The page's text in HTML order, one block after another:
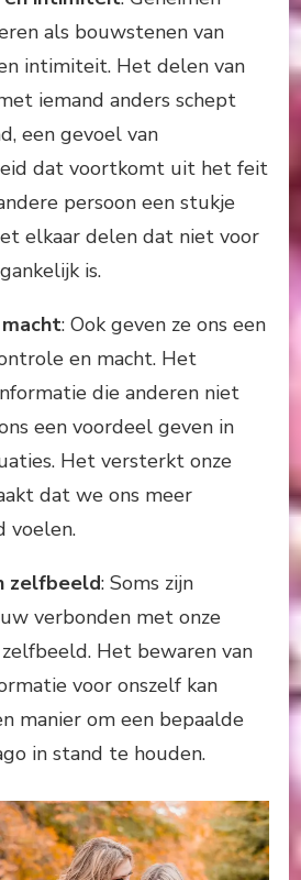
als bouwstenen van
intimiteit. Het delen van
iemand anders schept
een gevoel van
dat voortkomt uit het feit
persoon een stukje
elkaar delen dat niet voor
is.
: Ook geven ze ons een
en macht. Het
die anderen niet
een voordeel geven in
Het versterkt onze
dat we ons meer
voelen.
zelfbeeld: Soms zijn
verbonden met onze
Het bewaren van
voor onszelf kan
manier om een bepaalde
in stand te houden.